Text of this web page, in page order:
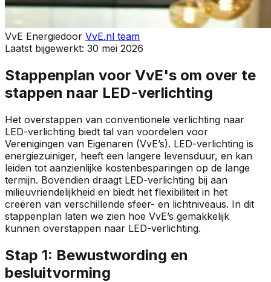
VvE Energiedoor VvE.nl team
Laatst bijgewerkt: 30 mei 2026
Stappenplan voor VvE's om over te
stappen naar LED-verlichting
Het overstappen van conventionele verlichting naar
LED-verlichting biedt tal van voordelen voor
Verenigingen van Eigenaren (VvE’s). LED-verlichting is
energiezuiniger, heeft een langere levensduur, en kan
leiden tot aanzienlijke kostenbesparingen op de lange
termijn. Bovendien draagt LED-verlichting bij aan
milieuvriendelijkheid en biedt het flexibiliteit in het
creëren van verschillende sfeer- en lichtniveaus. In dit
stappenplan laten we zien hoe VvE’s gemakkelijk
kunnen overstappen naar LED-verlichting.
Stap 1: Bewustwording en
besluitvorming